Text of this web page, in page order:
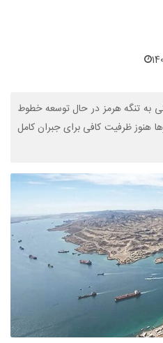
به تنگه هرمز در حال توسعه خطوط
هنوز ظرفیت کافی برای جبران کامل